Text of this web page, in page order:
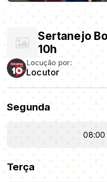
Sertanejo
10h
Locução por:
Locutor
Segunda
08:00
Terça